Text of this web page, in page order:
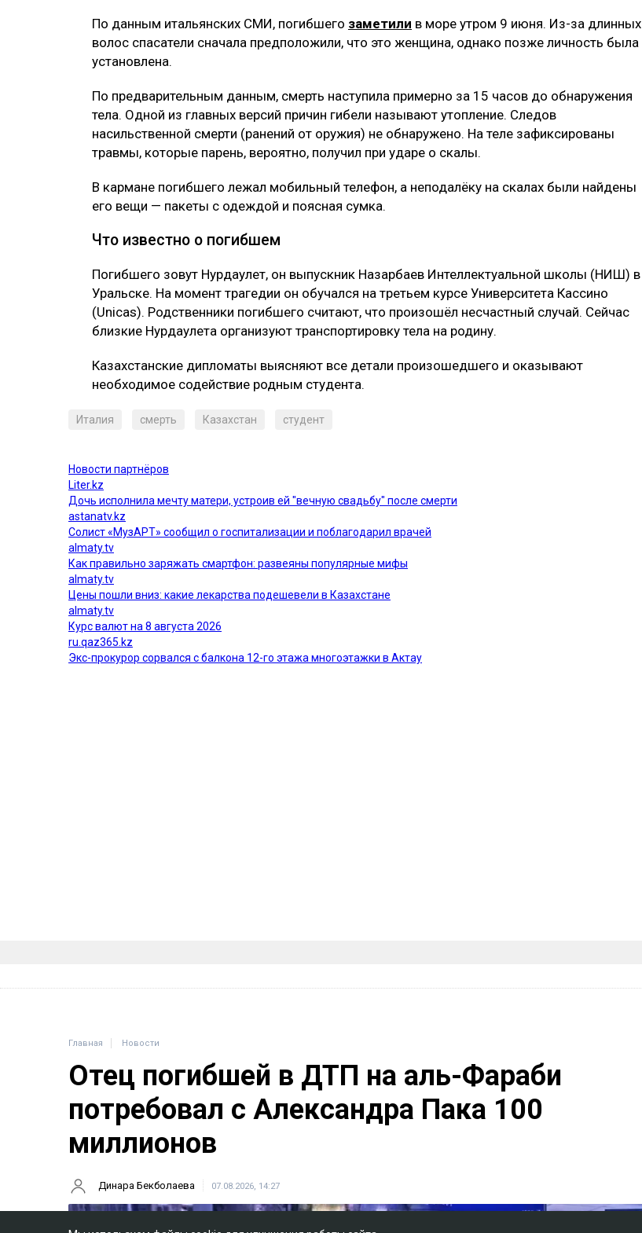
По данным итальянских СМИ, погибшего заметили в море утром 9 июня. Из-за длинных
волос спасатели сначала предположили, что это женщина, однако позже личность была
установлена.
По предварительным данным, смерть наступила примерно за 15 часов до обнаружения
тела. Одной из главных версий причин гибели называют утопление. Следов
насильственной смерти (ранений от оружия) не обнаружено. На теле зафиксированы
травмы, которые парень, вероятно, получил при ударе о скалы.
В кармане погибшего лежал мобильный телефон, а неподалёку на скалах были найдены
его вещи — пакеты с одеждой и поясная сумка.
Что известно о погибшем
Погибшего зовут Нурдаулет, он выпускник Назарбаев Интеллектуальной школы (НИШ) в
Уральске. На момент трагедии он обучался на третьем курсе Университета Кассино
(Unicas). Родственники погибшего считают, что произошёл несчастный случай. Сейчас
близкие Нурдаулета организуют транспортировку тела на родину.
Казахстанские дипломаты выясняют все детали произошедшего и оказывают
необходимое содействие родным студента.
Италия смерть Казахстан студент
Главная Новости
Отец погибшей в ДТП на аль-Фараби
потребовал с Александра Пака 100
миллионов
Динара Бекболаева 07.08.2026, 14:27